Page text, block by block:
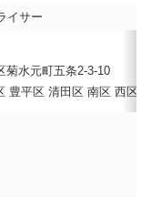
イサー
菊水元町五条2-3-10
豊平区 清田区 南区 西区